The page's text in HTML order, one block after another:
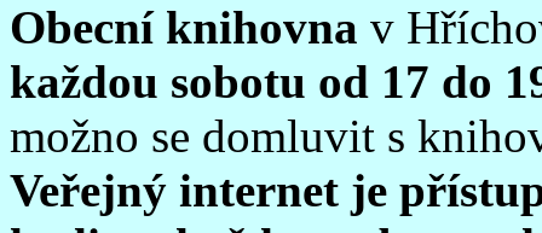
Obecní knihovna v
každou sobotu od 17 do
možno se domluvit s
Veřejný internet je